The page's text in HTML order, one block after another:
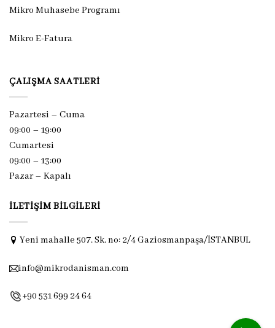
Mikro Muhasebe Programı
Mikro E-Fatura
ÇALIŞMA SAATLERI
Pazartesi – Cuma
09:00 – 19:00
Cumartesi
09:00 – 13:00
Pazar – Kapalı
İLETIŞIM BILGILERI
Yeni mahalle 507. Sk. no: 2/4 Gaziosmanpaşa/İSTANBUL
info@mikrodanisman.com
+90 531 699 24 64